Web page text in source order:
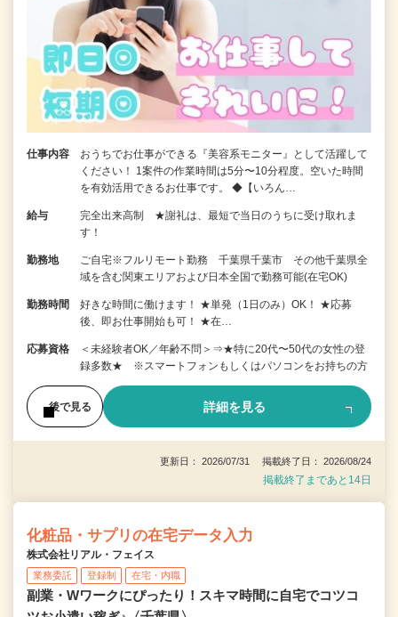
仕事内容
おうちでお仕事ができる『美容系モニター』として活躍して
ください！ 1案件の作業時間は5分〜10分程度。空いた時間
を有効活用できるお仕事です。 ◆【いろん…
給与
完全出来高制 ★謝礼は、最短で当日のうちに受け取れま
す！
勤務地
ご自宅※フルリモート勤務 千葉県千葉市 その他千葉県全
域を含む関東エリアおよび日本全国で勤務可能(在宅OK)
勤務時間
好きな時間に働けます！ ★単発（1日のみ）OK！ ★応募
後、即お仕事開始も可！ ★在…
応募資格
＜未経験者OK／年齢不問＞⇒★特に20代〜50代の女性の登
録多数★ ※スマートフォンもしくはパソコンをお持ちの方
後で見る 詳細を見る
更新日： 2026/07/31 掲載終了日： 2026/08/24
掲載終了まであと14日
化粧品・サプリの在宅データ入力
株式会社リアル・フェイス
業務委託 登録制 在宅・内職
副業・Wワークにぴったり！スキマ時間に自宅でコツコ